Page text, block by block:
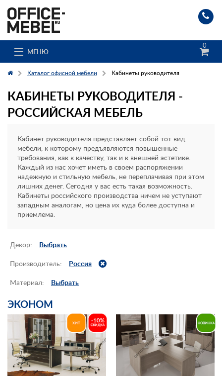
МЕНЮ
0
Каталог
Доставка и сборка
Гос. заказчикам
Клиенты
Заказ каталога
Каталог офисной мебели Кабинеты руководителя
КАБИНЕТЫ РУКОВОДИТЕЛЯ -
РОССИЙСКАЯ МЕБЕЛЬ
Кабинет руководителя представляет собой тот вид
мебели, к которому предъявляются повышенные
требования, как к качеству, так и к внешней эстетике.
Каждый из нас хочет иметь в своем распоряжении
надежную и стильную мебель, не переплачивая при этом
лишних денег. Сегодня у вас есть такая возможность.
Кабинеты российского производства ничем не уступают
западным аналогам, но цена их куда более доступна и
приемлема.
Декор:
Выбрать
Производитель:
Россия
Материал:
Выбрать
ЭКОНОМ